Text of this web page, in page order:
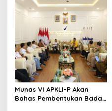
Munas VI APKLI-P Akan
Bahas Pembentukan Badan